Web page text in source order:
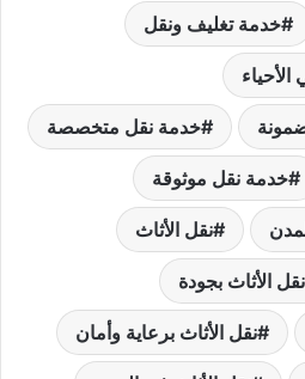
خدمة تغليف ونقل
خدمة نقل متخصصة
خدمة نقل موثوقة
نقل الأثاث
نقل الأثاث بجودة
نقل الأثاث برعاية وأمان